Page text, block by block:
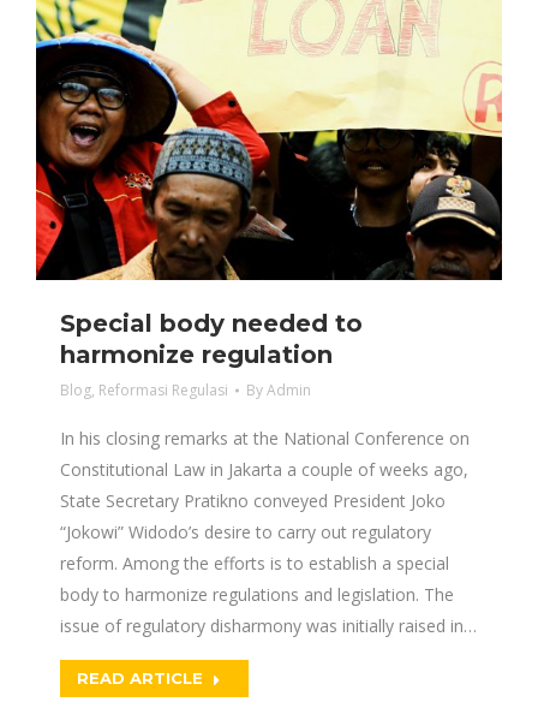
Special body needed to
harmonize regulation
Blog, Reformasi Regulasi ByAdmin
In his closing remarks at the National Conference on
Constitutional Law in Jakarta a couple of weeks ago,
State Secretary Pratikno conveyed President Joko
“Jokowi” Widodo’s desire to carry out regulatory
reform. Among the efforts is to establish a special
body to harmonize regulations and legislation. The
issue of regulatory disharmony was initially raised in…
READ ARTICLE